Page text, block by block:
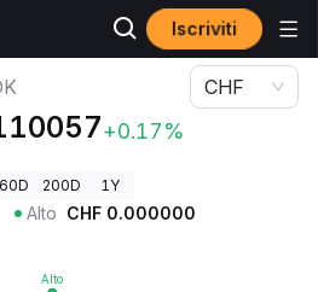
Iscriviti
+0.17%
CHF
60D 200D 1Y
Alto CHF 0.000000